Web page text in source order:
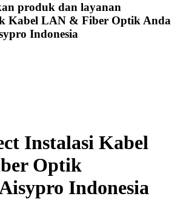
produk dan layanan
Kabel LAN & Fiber Optik Anda
Indonesia
Instalasi Kabel
Optik
Indonesia